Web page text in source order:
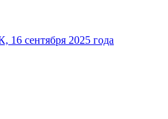
сентября 2025 года